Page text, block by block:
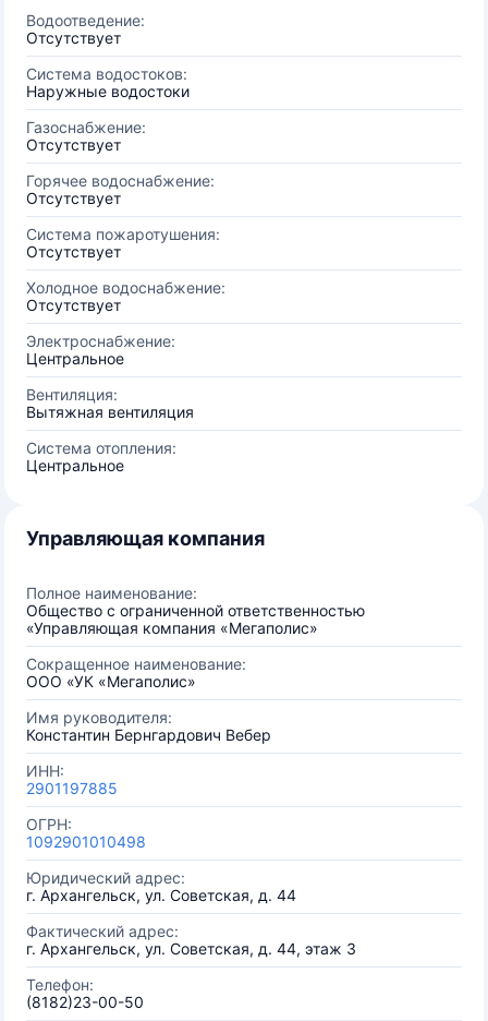
Водоотведение:
Отсутствует
Система водостоков:
Наружные водостоки
Газоснабжение:
Отсутствует
Горячее водоснабжение:
Отсутствует
Система пожаротушения:
Отсутствует
Холодное водоснабжение:
Отсутствует
Электроснабжение:
Центральное
Вентиляция:
Вытяжная вентиляция
Система отопления:
Центральное
Управляющая компания
Полное наименование:
Общество с ограниченной ответственностью
«Управляющая компания «Мегаполис»
Сокращенное наименование:
ООО «УК «Мегаполис»
Имя руководителя:
Константин Бернгардович Вебер
ИНН:
2901197885
ОГРН:
1092901010498
Юридический адрес:
г. Архангельск, ул. Советская, д. 44
Фактический адрес:
г. Архангельск, ул. Советская, д. 44, этаж 3
Телефон:
(8182)23-00-50